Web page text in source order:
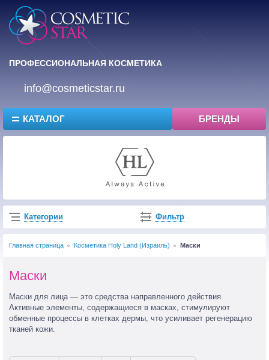
ПРОФЕССИОНАЛЬНАЯ КОСМЕТИКА
info@cosmeticstar.ru
КАТАЛОГ БРЕНДЫ
Фильтр
Категории
Главная страница Косметика Holy Land (Израиль) Маски
Маски
Маски для лица — это средства направленного действия.
Активные элементы, содержащиеся в масках, стимулируют
обменные процессы в клетках дермы, что усиливает регенерацию
тканей кожи.